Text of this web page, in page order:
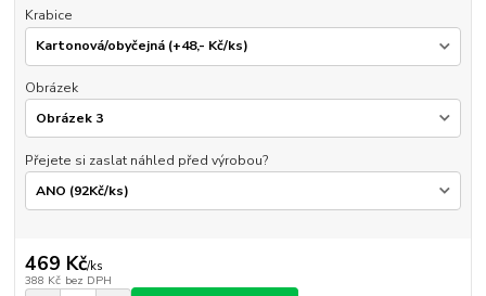
Krabice
Obrázek
Přejete si zaslat náhled před výrobou?
469 Kč/ks
388 Kč bez DPH